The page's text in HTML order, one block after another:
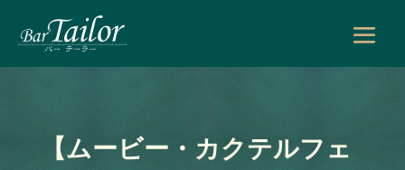
【ムービー・カクテルフェ